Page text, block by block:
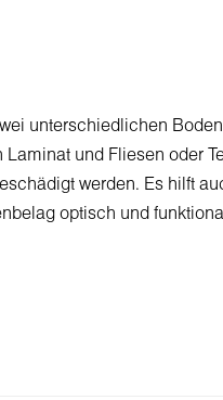
unterschiedlichen
Laminat und Fliesen oder
werden. Es hilft
optisch und funktional